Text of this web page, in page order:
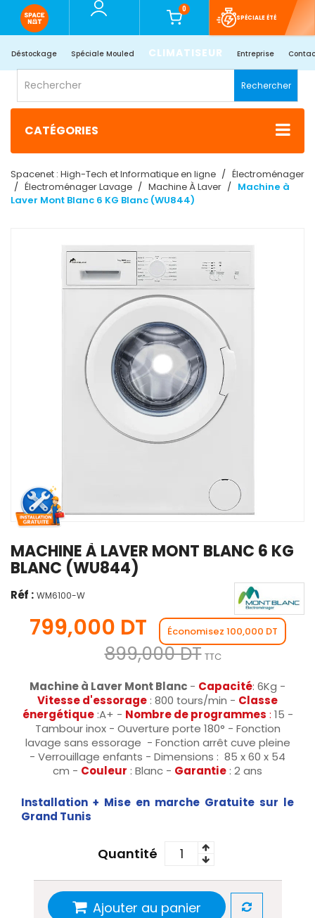
0
SPÉCIALE ÉTÉ
Déstockage Spéciale Mouled CLIMATISEUR Entreprise
Rechercher
CATÉGORIES
Spacenet : High-Tech et Informatique en ligne
Électroménager
Électroménager Lavage
Machine À Laver
Machine à
Laver Mont Blanc 6 KG Blanc (WU844)
MACHINE À LAVER MONT BLANC 6 KG
BLANC (WU844)
Réf : WM6100-W
799,000 DT Économisez 100,000 DT
899,000 DT TTC
Machine à Laver Mont Blanc - Capacité: 6Kg -
Vitesse d'essorage : 800 tours/min - Classe
énergétique:A+ - Nombre de programmes : 15 -
Tambour inox - Ouverture porte 180° - Fonction
lavage sans essorage - Fonction arrêt cuve pleine
- Verrouillage enfants - Dimensions : 85 x 60 x 54
cm - Couleur : Blanc - Garantie : 2 ans
Installation + Mise en marche Gratuite sur le
Grand Tunis
Quantité
Ajouter au panier